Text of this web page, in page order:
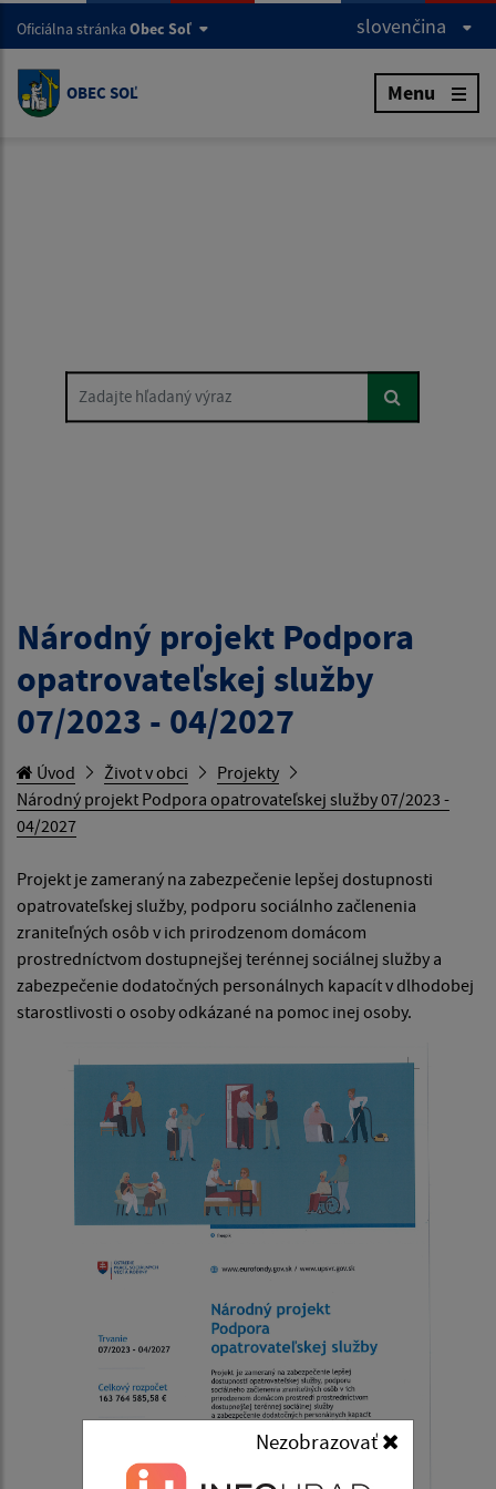
Nezobrazovať
Oficiálna stránka Obec Soľ slovenčina
OBEC SOĽ Menu
Zadajte hľadaný výraz
Národný projekt Podpora
opatrovateľskej služby
07/2023 - 04/2027
Úvod Život v obci
Projekty
Národný projekt Podpora opatrovateľskej služby 07/2023 -
04/2027
Projekt je zameraný na zabezpečenie lepšej dostupnosti
opatrovateľskej služby, podporu sociálnho začlenenia
zraniteľných osôb v ich prirodzenom domácom
prostredníctvom dostupnejšej terénnej sociálnej služby a
zabezpečenie dodatočných personálnych kapacít v dlhodobej
starostlivosti o osoby odkázané na pomoc inej osoby.